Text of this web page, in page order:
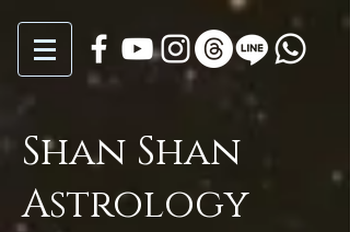
Shan Shan
Astrology